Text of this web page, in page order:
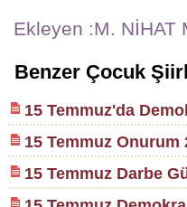
Ekleyen :M. NİHAT
Benzer Çocuk
15 Temmuz'da
15 Temmuz Onurum
15 Temmuz Darbe